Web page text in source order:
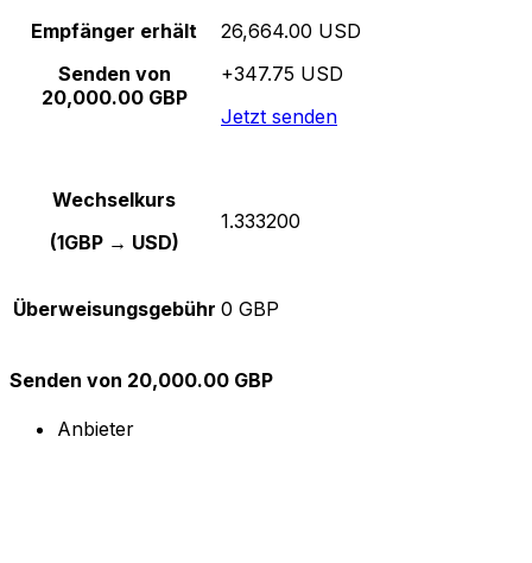
Empfänger erhält
Senden von
20,000.00 GBP
26,664.00 USD
+347.75 USD
Jetzt senden
Wechselkurs
(1GBP → USD)
1.333200
Überweisungsgebühr 0 GBP
Senden von 20,000.00 GBP
Anbieter